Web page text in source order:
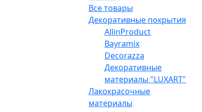
Все товары
Декоративные покрытия
AllinProduct
Bayramix
Decorazza
Декоративные
материалы "LUXART"
Лакокрасочные
материалы